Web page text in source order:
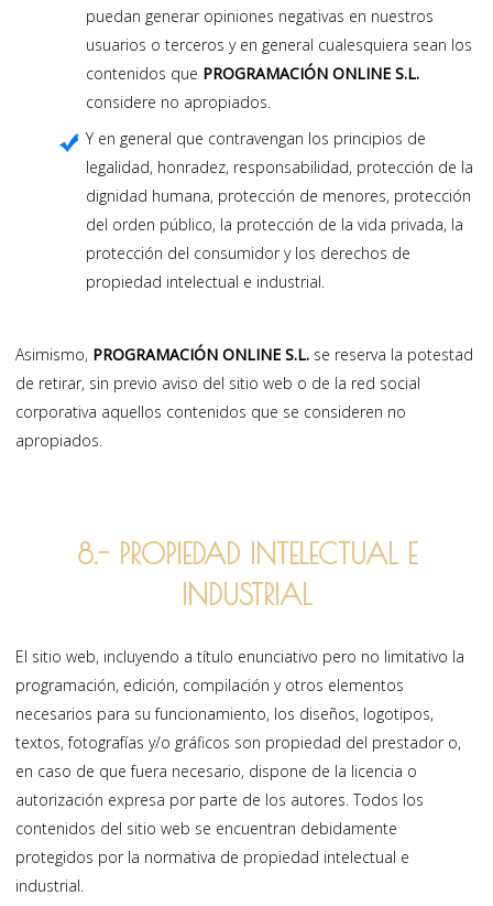
puedan generar opiniones negativas en nuestros
usuarios o terceros y en general cualesquiera sean los
contenidos que PROGRAMACIÓN ONLINE S.L.
considere no apropiados.
Y en general que contravengan los principios de
legalidad, honradez, responsabilidad, protección de la
dignidad humana, protección de menores, protección
del orden público, la protección de la vida privada, la
protección del consumidor y los derechos de
propiedad intelectual e industrial.
Asimismo, PROGRAMACIÓN ONLINE S.L. se reserva la potestad
de retirar, sin previo aviso del sitio web o de la red social
corporativa aquellos contenidos que se consideren no
apropiados.
8.- PROPIEDAD INTELECTUAL E
INDUSTRIAL
El sitio web, incluyendo a título enunciativo pero no limitativo la
programación, edición, compilación y otros elementos
necesarios para su funcionamiento, los diseños, logotipos,
textos, fotografías y/o gráficos son propiedad del prestador o,
en caso de que fuera necesario, dispone de la licencia o
autorización expresa por parte de los autores. Todos los
contenidos del sitio web se encuentran debidamente
protegidos por la normativa de propiedad intelectual e
industrial.